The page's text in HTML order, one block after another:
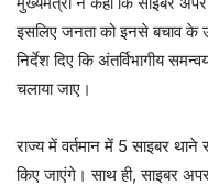
इसलिए जनता को इनसे बचाव के
निर्देश दिए कि अंतर्विभागीय
चलाया जाए।
राज्य में वर्तमान में 5 साइबर
किए जाएंगे। साथ ही, साइबर